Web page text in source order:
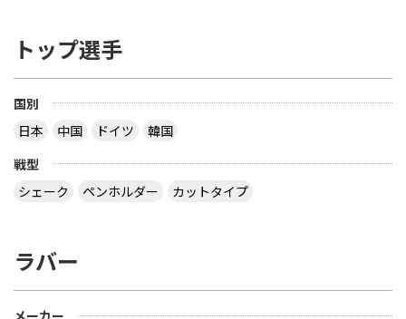
トップ選手
国別
日本
中国 ドイツ
韓国
戦型
シェーク
ペンホルダー カットタイプ
ラバー